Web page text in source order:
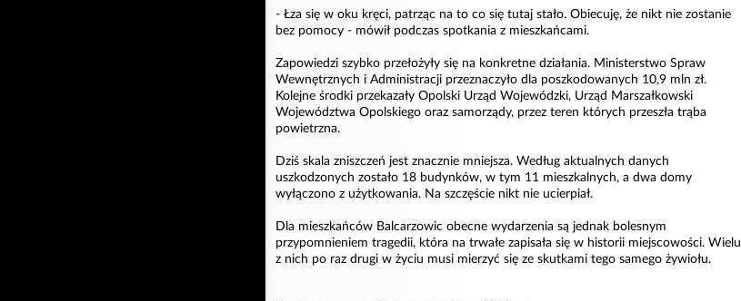
- Łza się w oku kręci, patrząc na to co się tutaj stało. Obiecuję, że nikt nie zostanie
bez pomocy - mówił podczas spotkania z mieszkańcami.
Zapowiedzi szybko przełożyły się na konkretne działania. Ministerstwo Spraw
Wewnętrznych i Administracji przeznaczyło dla poszkodowanych 10,9 mln zł.
Kolejne środki przekazały Opolski Urząd Wojewódzki, Urząd Marszałkowski
Województwa Opolskiego oraz samorządy, przez teren których przeszła trąba
powietrzna.
Dziś skala zniszczeń jest znacznie mniejsza. Według aktualnych danych
uszkodzonych zostało 18 budynków, w tym 11 mieszkalnych, a dwa domy
wyłączono z użytkowania. Na szczęście nikt nie ucierpiał.
Dla mieszkańców Balcarzowic obecne wydarzenia są jednak bolesnym
przypomnieniem tragedii, która na trwałe zapisała się w historii miejscowości. Wielu
z nich po raz drugi w życiu musi mierzyć się ze skutkami tego samego żywiołu.